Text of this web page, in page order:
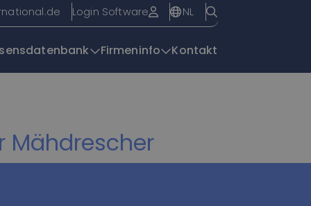
Login Software NL
Firmeninfo Kontakt
Mähdrescher